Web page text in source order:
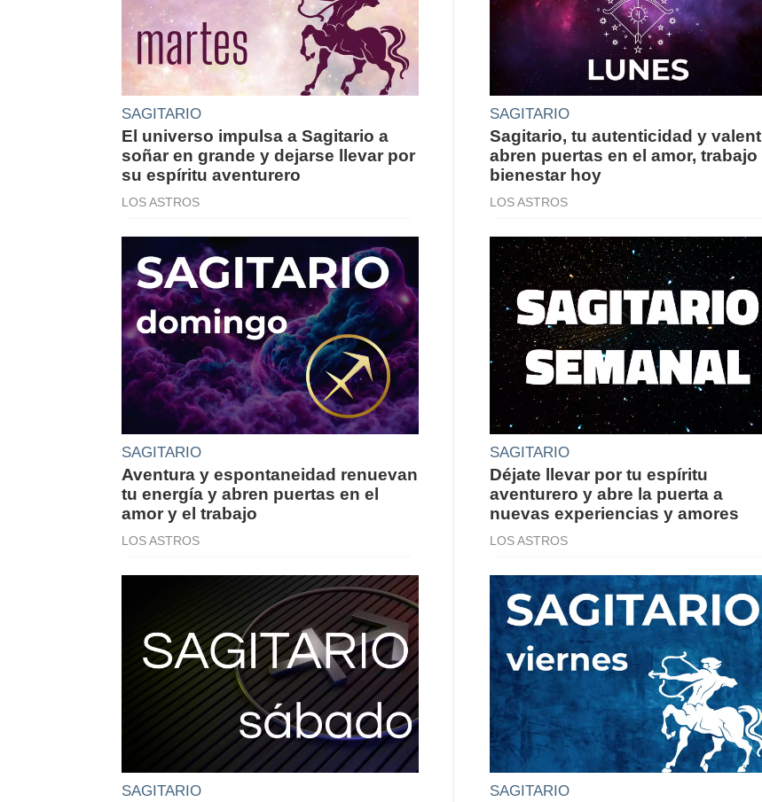
SAGITARIO
El universo impulsa a Sagitario a
soñar en grande y dejarse llevar por
su espíritu aventurero
LOS ASTROS
SAGITARIO
Sagitario, tu autenticidad y
abren puertas en el amor, trabajo
bienestar hoy
LOS ASTROS
SAGITARIO
Aventura y espontaneidad renuevan
tu energía y abren puertas en el
amor y el trabajo
LOS ASTROS
SAGITARIO
Déjate llevar por tu espíritu
aventurero y abre la puerta a
nuevas experiencias y amores
LOS ASTROS
SAGITARIO SAGITARIO